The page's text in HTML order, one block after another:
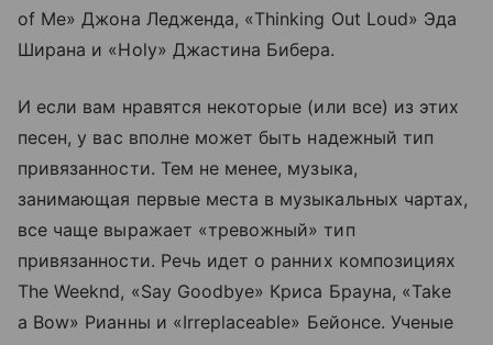
of Me» Джона Ледженда, «Thinking Out Loud» Эда
Ширана и «Holy» Джастина Бибера.
И если вам нравятся некоторые (или все) из этих
песен, у вас вполне может быть надежный тип
привязанности. Тем не менее, музыка,
занимающая первые места в музыкальных чартах,
все чаще выражает «тревожный» тип
привязанности. Речь идет о ранних композициях
The Weeknd, «Say Goodbye» Криса Брауна, «Take
a Bow» Рианны и «Irreplaceable» Бейонсе. Ученые